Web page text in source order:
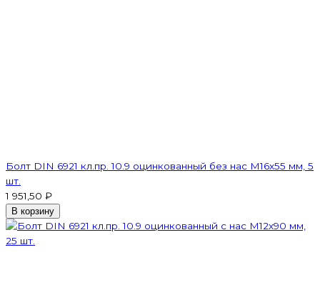
Болт DIN 6921 кл.пр. 10.9 оцинкованный без нас М16х55 мм, 5
шт.
1 951,50 ₽
В корзину